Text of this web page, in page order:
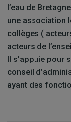
l’eau de
une association
collèges (
acteurs de
Il s’appuie pour
conseil
ayant des